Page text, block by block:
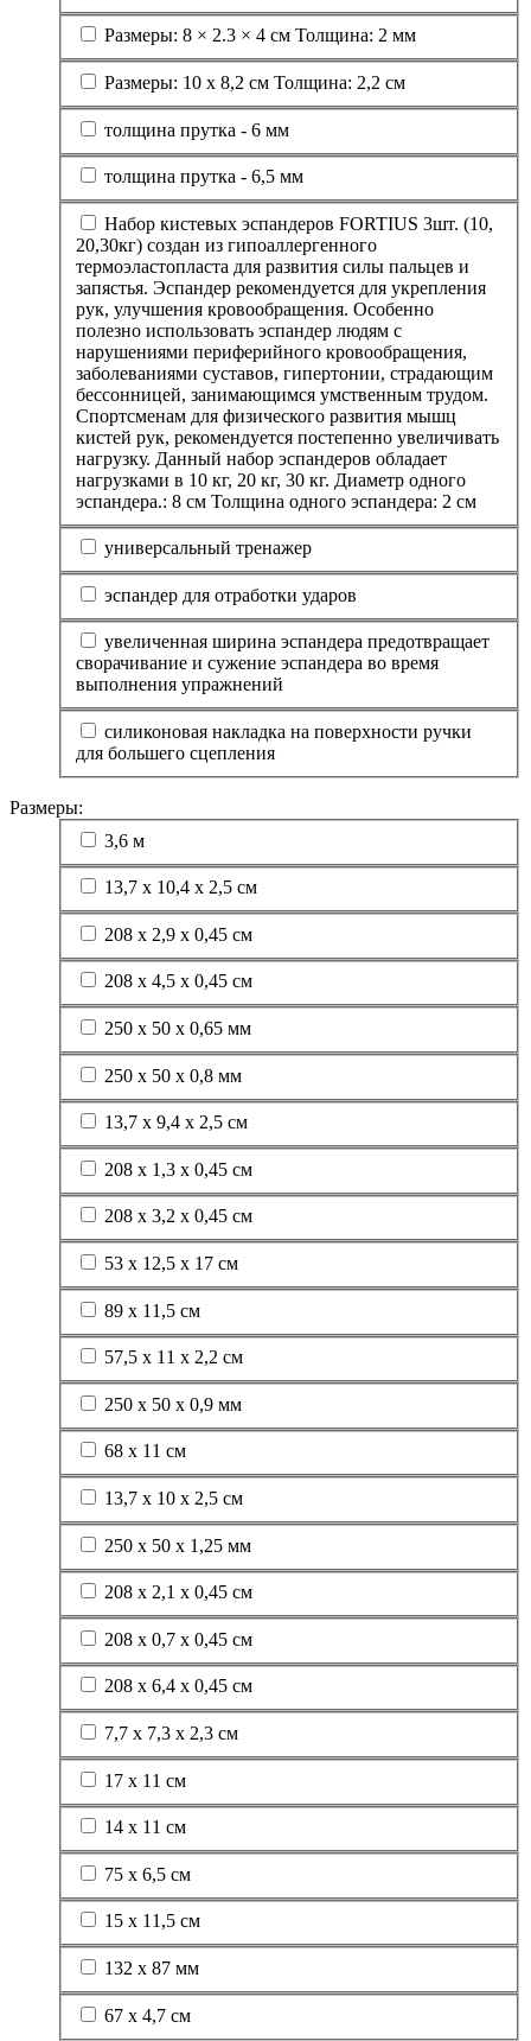
Размеры: 8 × 2.3 × 4 см Толщина: 2 мм
Размеры: 10 х 8,2 см Толщина: 2,2 см
толщина прутка - 6 мм
толщина прутка - 6,5 мм
Набор кистевых эспандеров FORTIUS 3шт. (10,
20,30кг) создан из гипоаллергенного
термоэластопласта для развития силы пальцев и
запястья. Эспандер рекомендуется для укрепления
рук, улучшения кровообращения. Особенно
полезно использовать эспандер людям с
нарушениями периферийного кровообращения,
заболеваниями суставов, гипертонии, страдающим
бессонницей, занимающимся умственным трудом.
Спортсменам для физического развития мышц
кистей рук, рекомендуется постепенно увеличивать
нагрузку. Данный набор эспандеров обладает
нагрузками в 10 кг, 20 кг, 30 кг. Диаметр одного
эспандера.: 8 см Толщина одного эспандера: 2 см
универсальный тренажер
эспандер для отработки ударов
увеличенная ширина эспандера предотвращает
сворачивание и сужение эспандера во время
выполнения упражнений
cиликоновая накладка на поверхности ручки
для большего сцепления
Размеры:
3,6 м
13,7 х 10,4 х 2,5 см
208 х 2,9 х 0,45 см
208 х 4,5 х 0,45 см
250 х 50 х 0,65 мм
250 х 50 х 0,8 мм
13,7 х 9,4 х 2,5 см
208 х 1,3 х 0,45 см
208 х 3,2 х 0,45 см
53 х 12,5 х 17 см
89 х 11,5 см
57,5 х 11 х 2,2 см
250 х 50 х 0,9 мм
68 х 11 см
13,7 х 10 х 2,5 см
250 х 50 х 1,25 мм
208 х 2,1 х 0,45 см
208 х 0,7 х 0,45 см
208 х 6,4 х 0,45 см
7,7 х 7,3 х 2,3 cм
17 x 11 см
14 х 11 см
75 х 6,5 см
15 x 11,5 см
132 х 87 мм
67 х 4,7 см